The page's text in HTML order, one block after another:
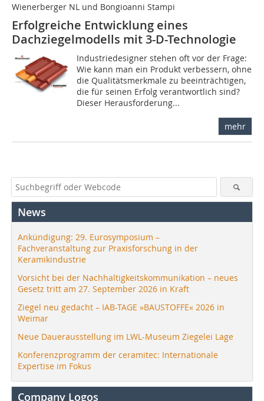
Wienerberger NL und Bongioanni Stampi
Erfolgreiche Entwicklung eines
Dachziegelmodells mit 3-D-Technologie
Industriedesigner stehen oft vor der Frage:
Wie kann man ein Produkt verbessern, ohne
die Qualitätsmerkmale zu beeinträchtigen,
die für seinen Erfolg verantwortlich sind?
Dieser Herausforderung...
mehr
News
Ankündigung: 29. Eurosymposium –
Fachveranstaltung zur Praxisforschung in der
Keramikindustrie
Vorsicht bei der Nachhaltigkeitskommunikation – neues
Gesetz tritt am 27. September 2026 in Kraft
Ziegel neu gedacht – IAB-TAGE »BAUSTOFFE« 2026 in
Weimar
Neue Dauerausstellung im LWL-Museum Ziegelei Lage
Konferenzprogramm der ceramitec: Internationale
Expertise im Fokus
Company Logos